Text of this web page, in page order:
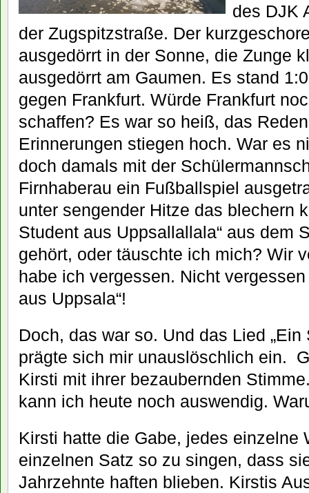
des DJK
der Zugspitzstraße. Der
ausgedörrt in der Sonne, die Zunge
ausgedörrt am Gaumen. Es stand
gegen Frankfurt. Würde Frankfurt
schaffen? Es war so heiß, das
Erinnerungen stiegen hoch. War es
doch damals mit der
Firnhaberau ein Fußballspiel
unter sengender Hitze das blechern
Student aus Uppsallallala“ aus dem
gehört, oder täuschte ich mich? Wir
habe ich vergessen. Nicht
aus Uppsala“!
Doch, das war so. Und das Lied „Ein
prägte sich mir unauslöschlich ein.
Kirsti mit ihrer bezaubernden
kann ich heute noch auswendig.
Kirsti hatte die Gabe, jedes einzelne
einzelnen Satz so zu singen, dass
Jahrzehnte haften blieben. Kirstis